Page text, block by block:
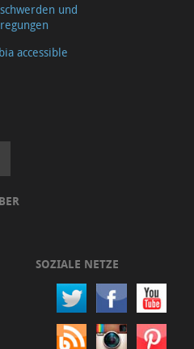
und
accessible
SOZIALE NETZE